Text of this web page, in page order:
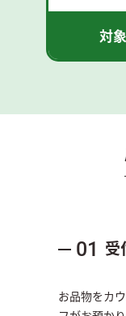
対
01 受
お品物をカ